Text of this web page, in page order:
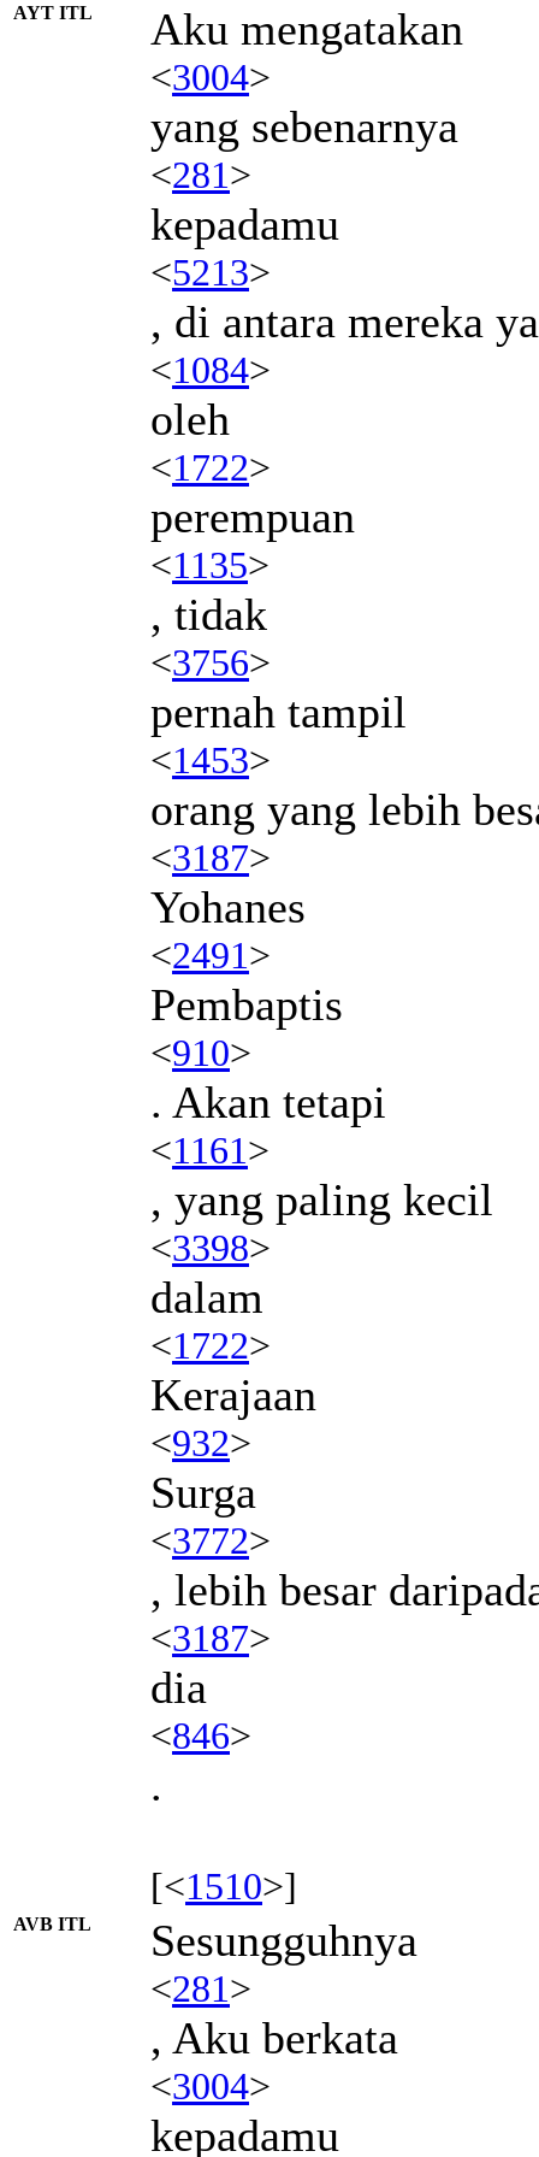
AYT ITL Aku mengatakan
<3004>
yang sebenarnya
<281>
kepadamu
<5213>
, di antara mereka
<1084>
oleh
<1722>
perempuan
<1135>
, tidak
<3756>
pernah tampil
<1453>
orang yang lebih
<3187>
Yohanes
<2491>
Pembaptis
<910>
. Akan tetapi
<1161>
, yang paling kecil
<3398>
dalam
<1722>
Kerajaan
<932>
Surga
<3772>
, lebih besar
<3187>
dia
<846>
.
[<1510>]
AVB ITL Sesungguhnya
<281>
, Aku berkata
<3004>
kepadamu